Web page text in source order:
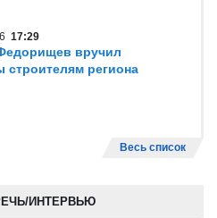
17:29
вручил
строителям региона
Весь список
ИНТЕРВЬЮ